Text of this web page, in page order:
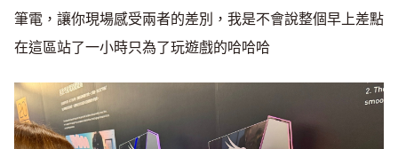
筆電，讓你現場感受兩者的差別，我是不會說整個早上差點
在這區站了一小時只為了玩遊戲的哈哈哈